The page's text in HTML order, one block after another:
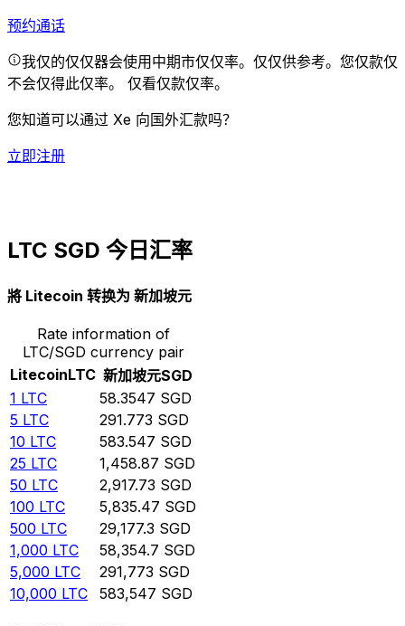
预约通话
我仅的仅仅器会使用中期市仅仅率。仅仅供参考。您仅款仅
不会仅得此仅率。 仅看仅款仅率。
您知道可以通过 Xe 向国外汇款吗？
立即注册
LTC SGD 今日汇率
將 Litecoin 转换为 新加坡元
Rate information of
LTC/SGD currency pair
LitecoinLTC 新加坡元SGD
1 LTC 58.3547 SGD
5 LTC 291.773 SGD
10 LTC 583.547 SGD
25 LTC 1,458.87 SGD
50 LTC 2,917.73 SGD
100 LTC 5,835.47 SGD
500 LTC 29,177.3 SGD
1,000 LTC 58,354.7 SGD
5,000 LTC 291,773 SGD
10,000 LTC 583,547 SGD